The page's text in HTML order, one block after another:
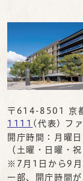
〒614-8501 京
1111 (代表) フ
開庁時間：月曜
（土曜・日曜・
※7月1日から9月
一部、開庁時間